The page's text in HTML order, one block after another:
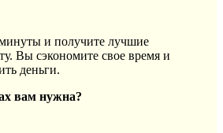
и получите лучшие
Вы сэкономите свое время и
деньги.
вам нужна?